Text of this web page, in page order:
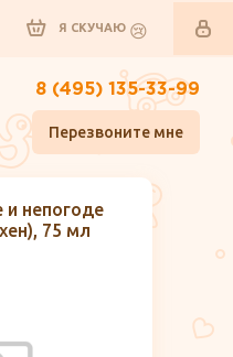
Я СКУЧАЮ
8 (495) 135-33-99
Перезвоните мне
и непогоде
75 мл